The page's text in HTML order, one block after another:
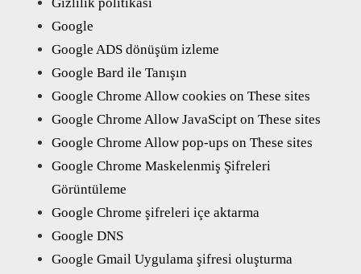
Gizlilik politikası
Google
Google ADS dönüşüm izleme
Google Bard ile Tanışın
Google Chrome Allow cookies on These sites
Google Chrome Allow JavaScipt on These sites
Google Chrome Allow pop-ups on These sites
Google Chrome Maskelenmiş Şifreleri
Görüntüleme
Google Chrome şifreleri içe aktarma
Google DNS
Google Gmail Uygulama şifresi oluşturma